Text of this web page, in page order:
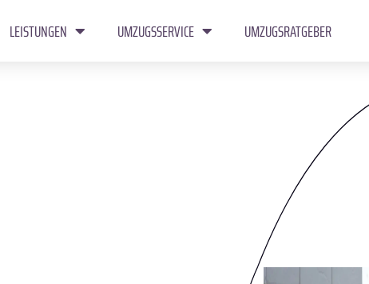
LEISTUNGEN UMZUGSSERVICE UMZUGSRATGEBER